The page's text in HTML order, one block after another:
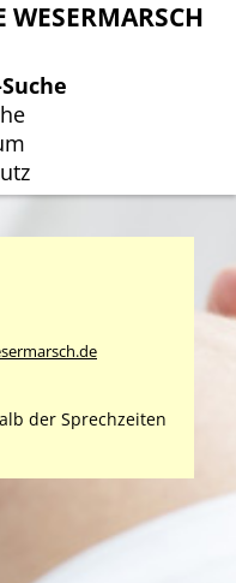
der Sprechzeiten